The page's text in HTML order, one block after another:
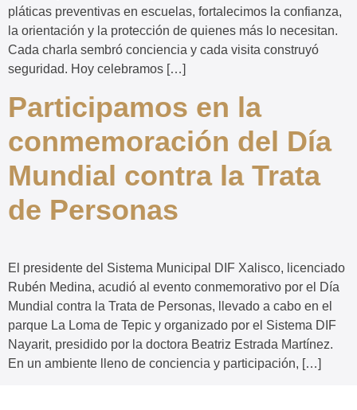
pláticas preventivas en escuelas, fortalecimos la confianza,
la orientación y la protección de quienes más lo necesitan.
Cada charla sembró conciencia y cada visita construyó
seguridad. Hoy celebramos […]
Participamos en la
conmemoración del Día
Mundial contra la Trata
de Personas
El presidente del Sistema Municipal DIF Xalisco, licenciado
Rubén Medina, acudió al evento conmemorativo por el Día
Mundial contra la Trata de Personas, llevado a cabo en el
parque La Loma de Tepic y organizado por el Sistema DIF
Nayarit, presidido por la doctora Beatriz Estrada Martínez.
En un ambiente lleno de conciencia y participación, […]